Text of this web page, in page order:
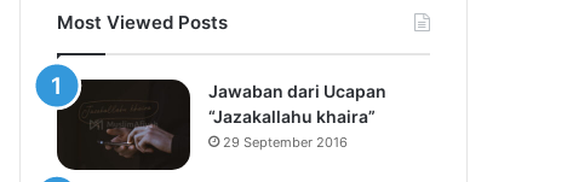
Most Viewed Posts
Jawaban dari Ucapan
“Jazakallahu khaira”
29 September 2016